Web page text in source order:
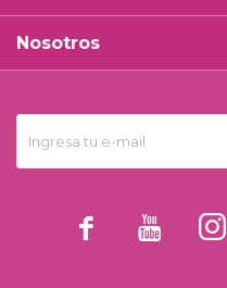
  
Nosotros